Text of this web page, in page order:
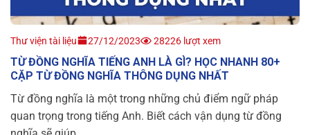
Thư viện tài liệu 27/12/2023 28226 lượt xem
TỪ ĐỒNG NGHĨA TIẾNG ANH LÀ GÌ? HỌC NHANH 80+
CẶP TỪ ĐỒNG NGHĨA THÔNG DỤNG NHẤT
Từ đồng nghĩa là một trong những chủ điểm ngữ pháp
quan trọng trong tiếng Anh. Biết cách vận dụng từ đồng